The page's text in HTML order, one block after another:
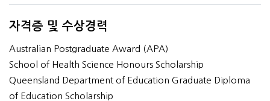
자격증 및 수상경력
Australian Postgraduate Award (APA)
School of Health Science Honours Scholarship
Queensland Department of Education Graduate Diploma
of Education Scholarship